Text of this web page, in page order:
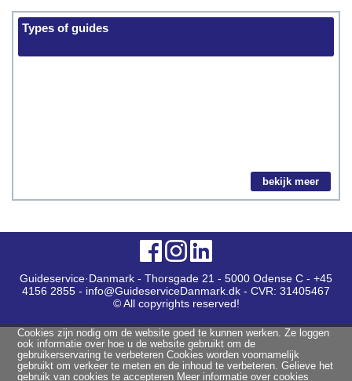
Types of guides
bekijk meer
Guideservice·Danmark - Thorsgade 21 - 5000 Odense C - +45
4156 2855 - info@GuideserviceDanmark.dk - CVR: 31405467
© All copyrights reserved!
Cookies zijn nodig om de website goed te kunnen werken. Ze loggen
ook informatie over hoe u de website gebruikt om de
gebruikerservaring te verbeteren Cookies worden voornamelijk
gebruikt om verkeer te meten en de inhoud te verbeteren. Gelieve het
gebruik van cookies te accepteren Meer informatie over cookies